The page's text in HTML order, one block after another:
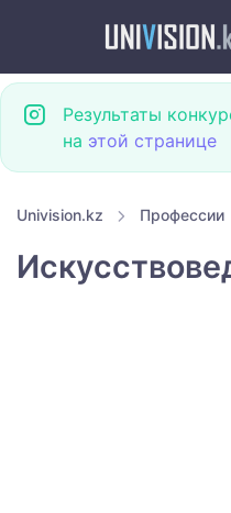
Результаты
на этой странице
Univision.kz Профессии